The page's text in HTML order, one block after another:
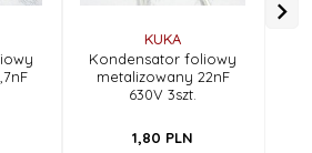
KUKA
Kondensator foliowy
metalizowany 22nF
630V 3szt.
1,80 PLN